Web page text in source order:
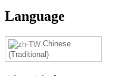
Language
Chinese
(Traditional)